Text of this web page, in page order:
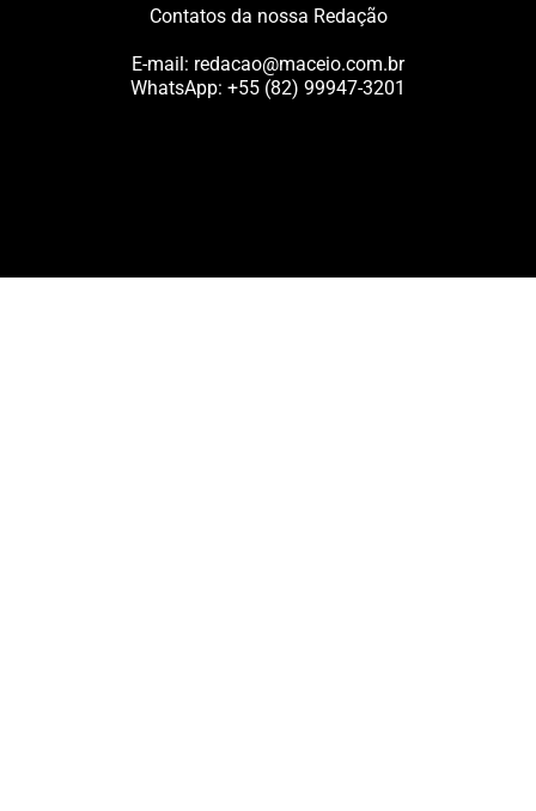
Contatos da nossa Redação
E-mail: redacao@maceio.com.br
WhatsApp: +55 (82) 99947-3201